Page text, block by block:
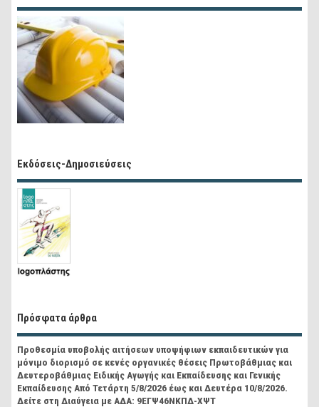
Εκδόσεις-Δημοσιεύσεις
Πρόσφατα άρθρα
Προθεσμία υποβολής αιτήσεων υποψήφιων εκπαιδευτικών για
μόνιμο διορισμό σε κενές οργανικές θέσεις Πρωτοβάθμιας και
Δευτεροβάθμιας Ειδικής Αγωγής και Εκπαίδευσης και Γενικής
Εκπαίδευσης Από Τετάρτη 5/8/2026 έως και Δευτέρα 10/8/2026.
Δείτε στη Διαύγεια με ΑΔΑ: 9ΕΓΨ46ΝΚΠΔ-ΧΨΤ